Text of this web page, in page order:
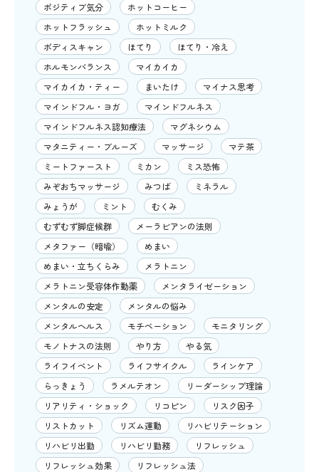
ポジティブ気分
ホットコーヒー
ホットフラッシュ
ホットミルク
ボディスキャン
ほてり
ほてり・冷え
ホルモンバランス
マイカイカ
マイカイカ・ティー
まいたけ
マイナス思考
マインドフル・ヨガ
マインドフルネス
マインドフルネス認知療法
マグネシウム
マタニティー・ブルーズ
マッサージ
マテ茶
ミートファースト
ミカン
ミス恐怖
みぞおちマッサージ
みつば
ミネラル
みょうが
ミント
むくみ
むずむず脚症候群
メーラビアンの法則
メタファー（暗喩）
めまい
めまい・立ちくらみ
メラトニン
メラトニン受容体作動薬
メンタライゼーション
メンタルの安定
メンタルの悩み
メンタルヘルス
モチベーション
モニタリング
モノトナスの法則
やり方
やる気
ライフイベント
ライフサイクル
ラインケア
らっきょう
ラメルテオン
リーダーシップ理論
リアリティ・ショック
リコピン
リスク因子
リストカット
リズム運動
リハビリテーション
リハビリ出勤
リハビリ勤務
リフレッシュ
リフレッシュ効果
リフレッシュ法